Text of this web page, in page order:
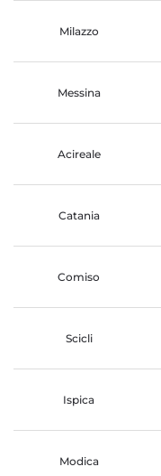
Milazzo
Messina
Acireale
Catania
Comiso
Scicli
Ispica
Modica